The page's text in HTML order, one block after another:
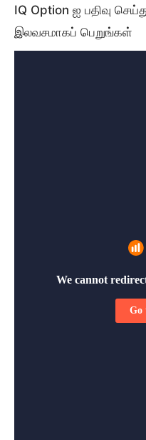
IQ Option ஐ பதிவு
இலவசமாகப் பெறுங்கள்